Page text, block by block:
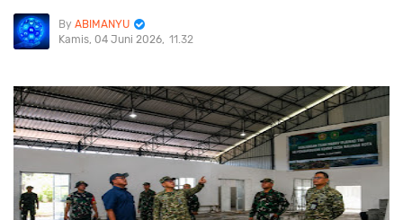
ABIMANYU
Kamis, 04 Juni 2026 11.32